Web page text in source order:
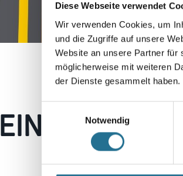
Diese Webseite verwendet
Wir verwenden Cookies, um
und die Zugriffe auf unsere
Website an unsere Partner für
möglicherweise mit weiteren
der Dienste gesammelt haben.
Notwendig
EIN KLEINER